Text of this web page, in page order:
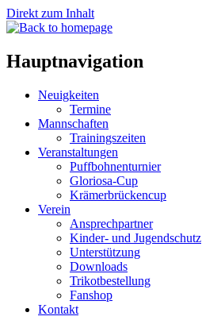
Direkt zum Inhalt
Hauptnavigation
Neuigkeiten
Termine
Mannschaften
Trainingszeiten
Veranstaltungen
Puffbohnenturnier
Gloriosa-Cup
Krämerbrückencup
Verein
Ansprechpartner
Kinder- und Jugendschutz
Unterstützung
Downloads
Trikotbestellung
Fanshop
Kontakt